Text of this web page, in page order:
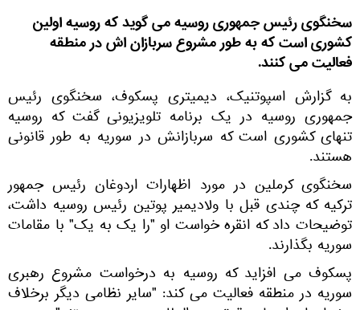
سخنگوی رئیس جمهوری روسیه می گوید که روسیه اولین
کشوری است که به طور مشروع سربازان اش در منطقه
فعالیت می کنند.
به گزارش اسپوتنیک، دیمیتری پسکوف، سخنگوی رئیس
جمهوری روسیه در یک برنامه تلویزیونی گفت که روسیه
تنهای کشوری است که سربازانش در سوریه به طور قانونی
هستند.
سخنگوی کرملین در مورد اظهارات اردوغان رئیس جمهور
ترکیه که چندی قبل با ولادیمیر پوتین رئیس روسیه داشت،
توضیحات داد که انقره خواست او "را یک به یک" با مقامات
سوریه بگذارند.
پسکوف می افزاید که روسیه به درخواست مشروع رهبری
سوریه در منطقه فعالیت می کند: "سایر نظامی دیگر برخلاف